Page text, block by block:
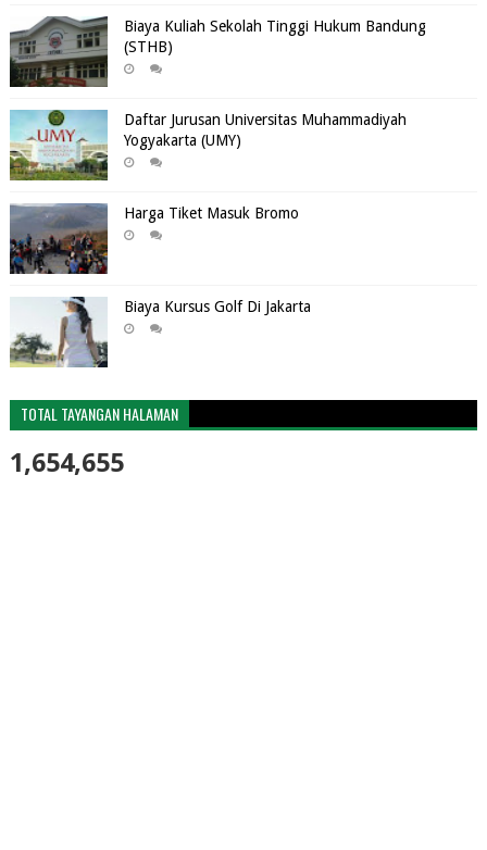
Biaya Kuliah Sekolah Tinggi Hukum Bandung
(STHB)
Daftar Jurusan Universitas Muhammadiyah
Yogyakarta (UMY)
Harga Tiket Masuk Bromo
Biaya Kursus Golf Di Jakarta
TOTAL TAYANGAN HALAMAN
1,654,655